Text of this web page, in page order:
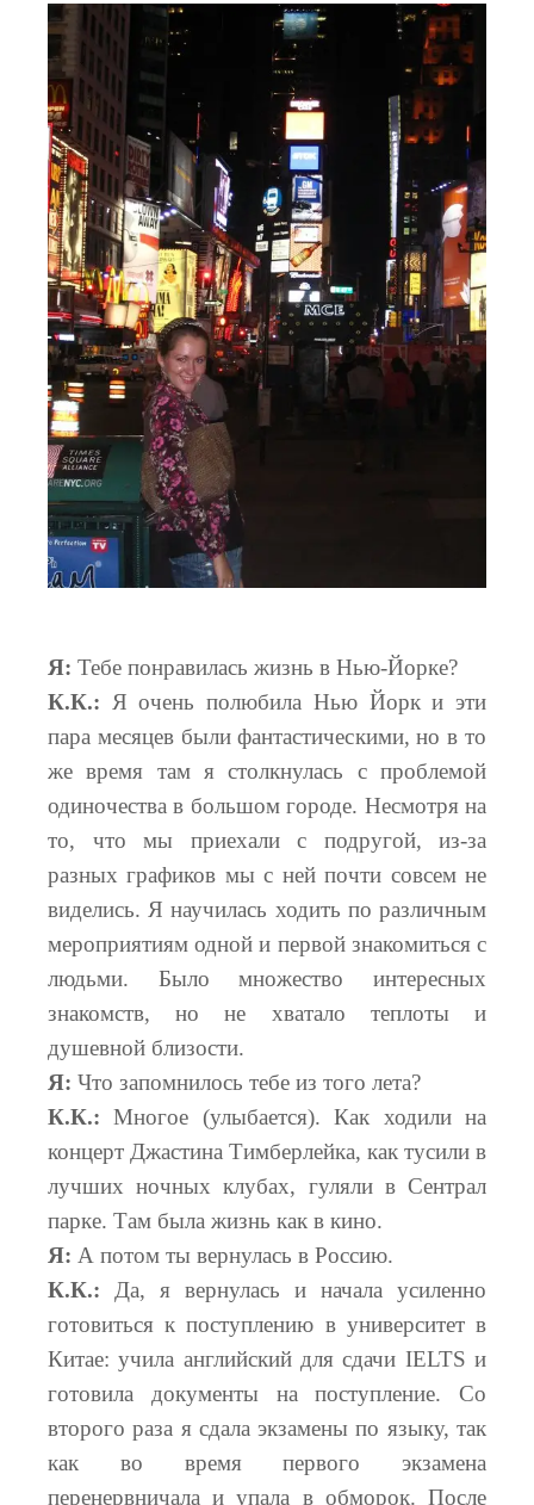
Я: Тебе понравилась жизнь в Нью-Йорке?
К.К.: Я очень полюбила Нью Йорк и эти
пара месяцев были фантастическими, но в то
же время там я столкнулась с проблемой
одиночества в большом городе. Несмотря на
то, что мы приехали с подругой, из-за
разных графиков мы с ней почти совсем не
виделись. Я научилась ходить по различным
мероприятиям одной и первой знакомиться с
людьми. Было множество интересных
знакомств, но не хватало теплоты и
душевной близости.
Я: Что запомнилось тебе из того лета?
К.К.: Многое (улыбается). Как ходили на
концерт Джастина Тимберлейка, как тусили в
лучших ночных клубах, гуляли в Сентрал
парке. Там была жизнь как в кино.
Я: А потом ты вернулась в Россию.
К.К.: Да, я вернулась и начала усиленно
готовиться к поступлению в университет в
Китае: учила английский для сдачи IELTS и
готовила документы на поступление. Со
второго раза я сдала экзамены по языку, так
как во время первого экзамена
перенервничала и упала в обморок. После